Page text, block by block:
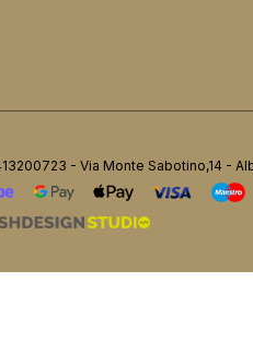
- Via Monte Sabotino,14 -